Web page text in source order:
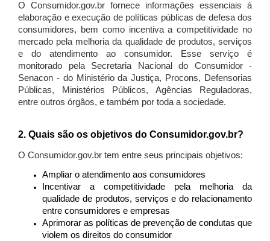
O Consumidor.gov.br fornece informações essenciais à
elaboração e execução de políticas públicas de defesa dos
consumidores, bem como incentiva a competitividade no
mercado pela melhoria da qualidade de produtos, serviços
e do atendimento ao consumidor. Esse serviço é
monitorado pela Secretaria Nacional do Consumidor -
Senacon - do Ministério da Justiça, Procons, Defensorias
Públicas, Ministérios Públicos, Agências Reguladoras,
entre outros órgãos, e também por toda a sociedade.
2. Quais são os objetivos do Consumidor.gov.br?
O Consumidor.gov.br tem entre seus principais objetivos:
Ampliar o atendimento aos consumidores
Incentivar a competitividade pela melhoria da
qualidade de produtos, serviços e do relacionamento
entre consumidores e empresas
Aprimorar as políticas de prevenção de condutas que
violem os direitos do consumidor